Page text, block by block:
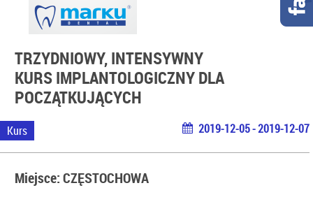
TRZYDNIOWY, INTENSYWNY
KURS IMPLANTOLOGICZNY DLA
POCZĄTKUJĄCYCH
Kurs 2019-12-05 - 2019-12-07
Miejsce: CZĘSTOCHOWA